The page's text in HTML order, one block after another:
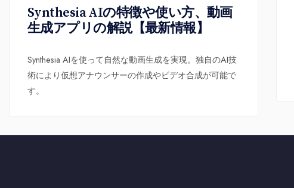
Synthesia AIの特徴や使い方、動画
生成アプリの解説【最新情報】
Synthesia AIを使って自然な動画生成を実現。独自のAI技
術により仮想アナウンサーの作成やビデオ合成が可能で
す。